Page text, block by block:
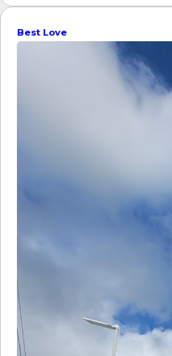
Best Love